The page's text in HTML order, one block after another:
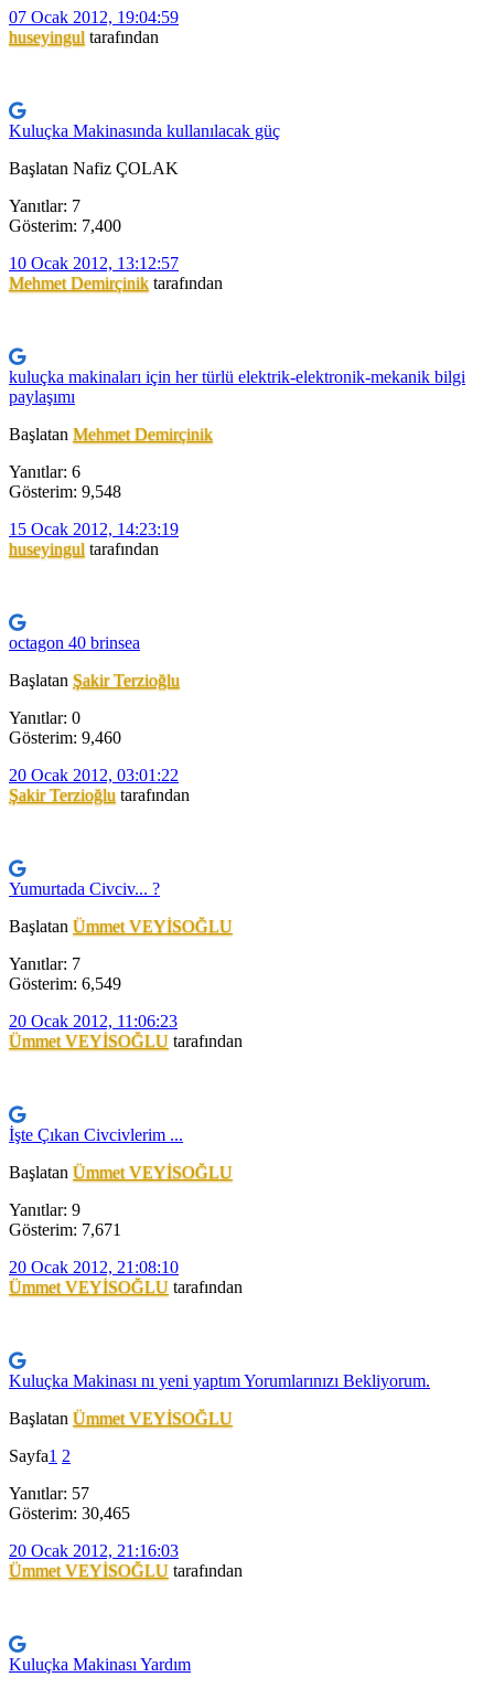
07 Ocak 2012, 19:04:59
huseyingul tarafından
Kuluçka Makinasında kullanılacak güç
Başlatan Nafiz ÇOLAK
Yanıtlar: 7
Gösterim: 7,400
10 Ocak 2012, 13:12:57
Mehmet Demirçinik tarafından
kuluçka makinaları için her türlü elektrik-elektronik-mekanik bilgi
paylaşımı
Başlatan Mehmet Demirçinik
Yanıtlar: 6
Gösterim: 9,548
15 Ocak 2012, 14:23:19
huseyingul tarafından
octagon 40 brinsea
Başlatan Şakir Terzioğlu
Yanıtlar: 0
Gösterim: 9,460
20 Ocak 2012, 03:01:22
Şakir Terzioğlu tarafından
Yumurtada Civciv... ?
Başlatan Ümmet VEYİSOĞLU
Yanıtlar: 7
Gösterim: 6,549
20 Ocak 2012, 11:06:23
Ümmet VEYİSOĞLU tarafından
İşte Çıkan Civcivlerim ...
Başlatan Ümmet VEYİSOĞLU
Yanıtlar: 9
Gösterim: 7,671
20 Ocak 2012, 21:08:10
Ümmet VEYİSOĞLU tarafından
Kuluçka Makinası nı yeni yaptım Yorumlarınızı Bekliyorum.
Başlatan Ümmet VEYİSOĞLU
Sayfa1 2
Yanıtlar: 57
Gösterim: 30,465
20 Ocak 2012, 21:16:03
Ümmet VEYİSOĞLU tarafından
Kuluçka Makinası Yardım